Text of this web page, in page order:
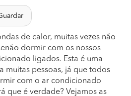
de calor, muitas vezes não
dormir com os nossos
ligados. Esta é uma
muitas pessoas, já que todos
com o ar condicionado
que é verdade? Vejamos as